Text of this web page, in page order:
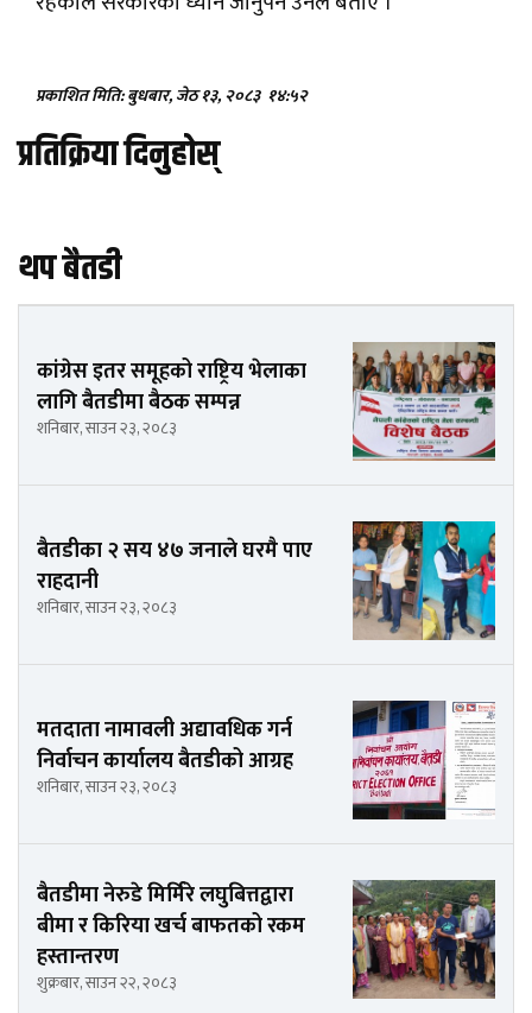
प्रकाशित मिति: बुधबार, जेठ १३, २०८३ १४:५२
प्रतिक्रिया दिनुहोस्
थप बैतडी
कांग्रेस इतर समूहको राष्ट्रिय भेलाका
लागि बैतडीमा बैठक सम्पन्न
शनिबार, साउन २३, २०८३
बैतडीका २ सय ४७ जनाले घरमै पाए
राहदानी
शनिबार, साउन २३, २०८३
मतदाता नामावली अद्यावधिक गर्न
निर्वाचन कार्यालय बैतडीको आग्रह
शनिबार, साउन २३, २०८३
बैतडीमा नेरुडे मिर्मिरे लघुबित्तद्वारा
बीमा र किरिया खर्च बाफतको रकम
हस्तान्तरण
शुक्रबार, साउन २२, २०८३